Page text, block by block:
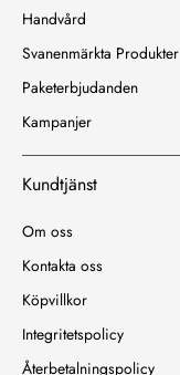
Handvård
Svanenmärkta Produkter
Paketerbjudanden
Kampanjer
Kundtjänst
Om oss
Kontakta oss
Köpvillkor
Integritetspolicy
Återbetalningspolicy